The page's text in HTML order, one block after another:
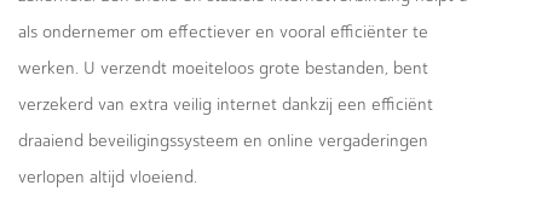
als ondernemer om effectiever en vooral efficiënter te
werken. U verzendt moeiteloos grote bestanden, bent
verzekerd van extra veilig internet dankzij een efficiënt
draaiend beveiligingssysteem en online vergaderingen
verlopen altijd vloeiend.